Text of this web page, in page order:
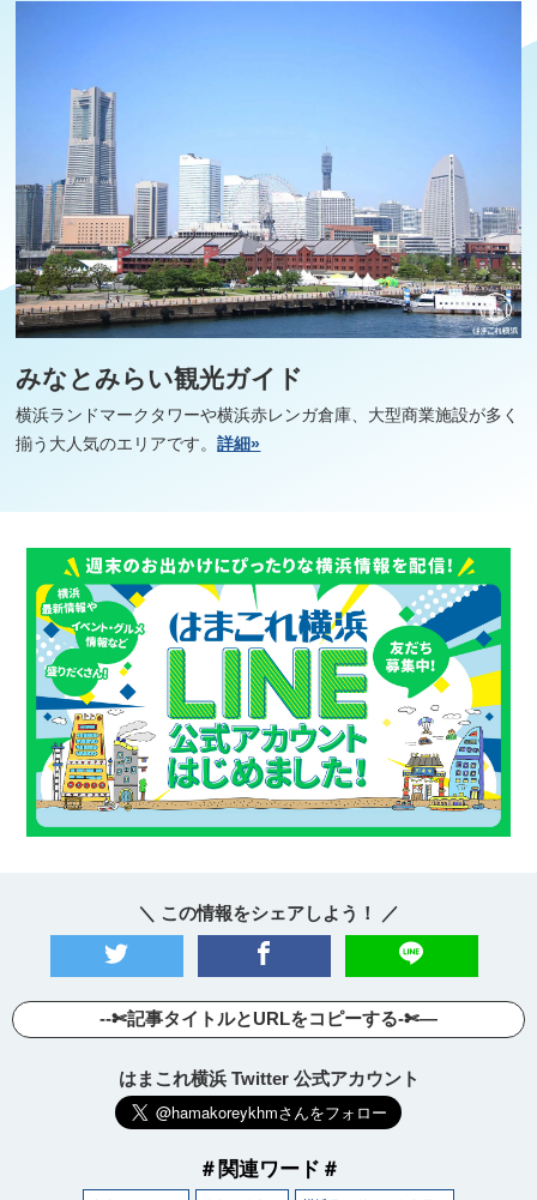
みなとみらい観光ガイド
横浜ランドマークタワーや横浜赤レンガ倉庫、大型商業施設が多く
揃う大人気のエリアです。詳細»
＼ この情報をシェアしよう！ ／
--✄記事タイトルとURLをコピーする-✄—
はまこれ横浜 Twitter 公式アカウント
＃関連ワード＃